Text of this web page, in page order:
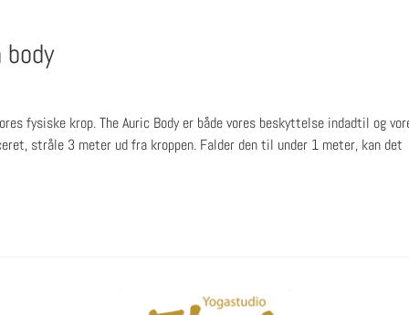
fysiske krop. The Auric Body er både vores beskyttelse indadtil og
stråle 3 meter ud fra kroppen. Falder den til under 1 meter, kan det